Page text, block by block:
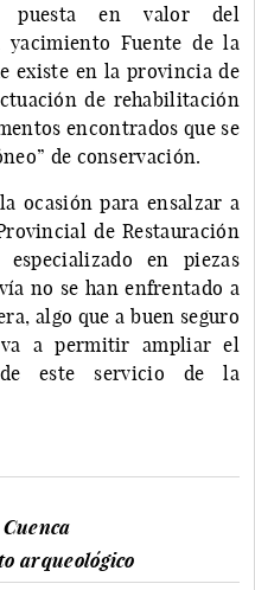
puesta en valor del
Fuente de la
existe en la provincia de
de rehabilitación
encontrados que se
de conservación.
ocasión para ensalzar a
de Restauración
en piezas
no se han enfrentado a
algo que a buen seguro
a permitir ampliar el
de este servicio de la
arqueológico